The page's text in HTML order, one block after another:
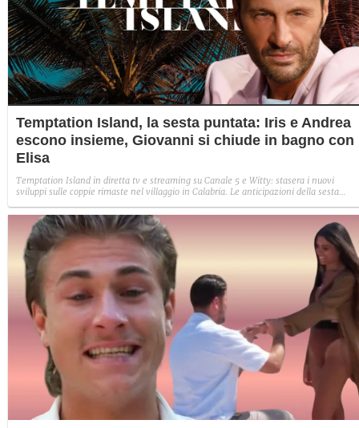
Temptation Island, la sesta puntata: Iris e Andrea
escono insieme, Giovanni si chiude in bagno con
Elisa
Temptation Island in diretta tv e streaming su Canale 5 e Witty: stasera i nuovi
sviluppi sulle coppie rimaste nel villaggio in Calabria. Le anticipazioni della sesta
Sabrina rifiuta il falò con Giovanni e si avvicina a Lory.